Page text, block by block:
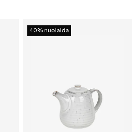
40% nuolaida